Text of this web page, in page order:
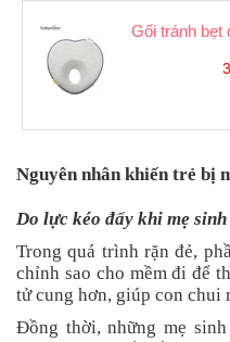
Gối tránh bẹt
Nguyên nhân khiến trẻ bị
Do lực kéo đẩy khi mẹ
Trong quá trình rặn đẻ,
chỉnh sao cho mềm đi để
tử cung hơn, giúp con chui
Đồng thời, những mẹ